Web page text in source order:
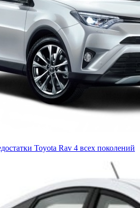
Toyota Rav 4 всех поколений